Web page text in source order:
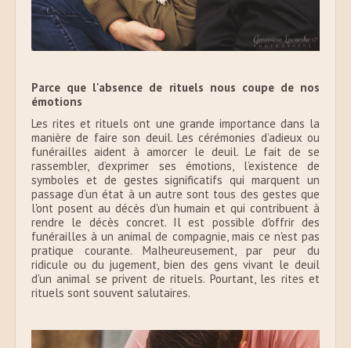
Parce que l'absence de rituels nous coupe de nos
émotions
Les rites et rituels ont une grande importance dans la
manière de faire son deuil. Les cérémonies d’adieux ou
funérailles aident à amorcer le deuil. Le fait de se
rassembler, d’exprimer ses émotions, l’existence de
symboles et de gestes significatifs qui marquent un
passage d’un état à un autre sont tous des gestes que
l'ont posent au décès d'un humain et qui contribuent à
rendre le décès concret. Il est possible d'offrir des
funérailles à un animal de compagnie, mais ce n'est pas
pratique courante. Malheureusement, par peur du
ridicule ou du jugement, bien des gens vivant le deuil
d'un animal se privent de rituels. Pourtant, les rites et
rituels sont souvent salutaires.